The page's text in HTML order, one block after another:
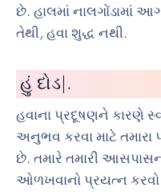
છે. હાલમાં નાલગોંડામાં
તેથી, હવા શુદ્ધ નથી.
હું સાયકલ ચ
હવાના પ્રદૂષણને કારણે
અનુભવ કરવા માટે તમારા
છે. તમારે તમારી
ઓળખવાનો પ્રયત્ન